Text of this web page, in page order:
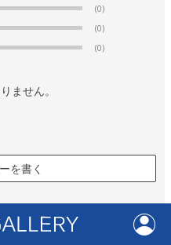
(0)
(0)
(0)
ません。
を書く